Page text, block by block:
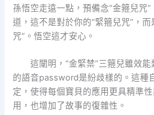
孫悟空走遠一點，預備念“金箍兒咒
道，這不是對於你的“緊箍兒咒”，
咒”。悟空這才安心。
這闡明，“金緊禁”三箍兒雖效
的語音password是紛歧樣的。這種
定，使得每個寶貝的應用更具精準
用，也增加了故事的復雜性。